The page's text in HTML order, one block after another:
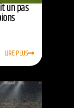
un pas
LIRE PLUS